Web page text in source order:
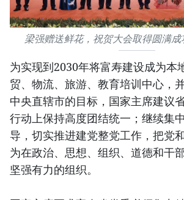
梁强赠送鲜花，祝贺大会取得圆满
为实现到2030年将富寿建设成为本
贸、物流、旅游、教育培训中心，
中央直辖市的目标，国家主席建议
行动上保持高度团结统一；继续集
导，切实推进建党整党工作，把党
为在政治、思想、组织、道德和干
坚强有力的组织。